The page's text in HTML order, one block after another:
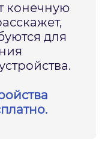
конечную
для